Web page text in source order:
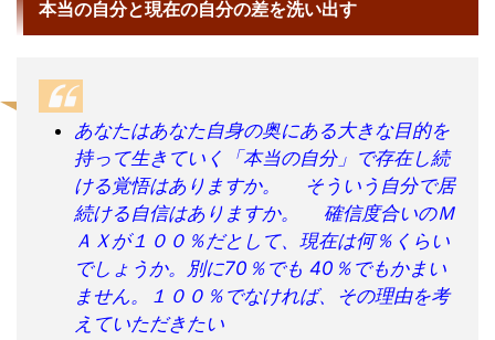
本当の自分と現在の自分の差を洗い出す
あなたはあなた自身の奥にある大きな目的を
持って生きていく「本当の自分」で存在し続
ける覚悟はありますか。 そういう自分で居
続ける自信はありますか。 確信度合いのＭ
ＡＸが１００％だとして、現在は何％くらい
でしょうか。別に70％でも 40％でもかまい
ません。１００％でなければ、その理由を考
えていただきたい